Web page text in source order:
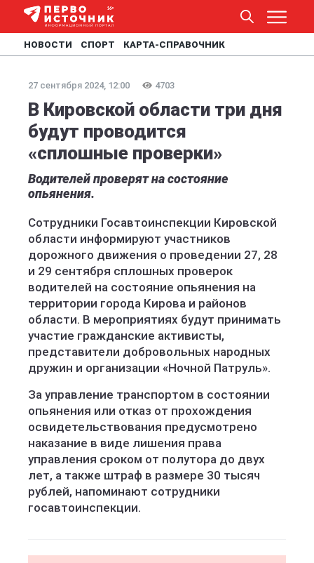
НОВОСТИ СПОРТ КАРТА-СПРАВОЧНИК
27 сентября 2024, 12:00 4703
В Кировской области три дня
будут проводится
«сплошные проверки»
Водителей проверят на состояние
опьянения.
Сотрудники Госавтоинспекции Кировской
области информируют участников
дорожного движения о проведении 27, 28
и 29 сентября сплошных проверок
водителей на состояние опьянения на
территории города Кирова и районов
области. В мероприятиях будут принимать
участие гражданские активисты,
представители добровольных народных
дружин и организации «Ночной Патруль».
За управление транспортом в состоянии
опьянения или отказ от прохождения
освидетельствования предусмотрено
наказание в виде лишения права
управления сроком от полутора до двух
лет, а также штраф в размере 30 тысяч
рублей, напоминают сотрудники
госавтоинспекции.